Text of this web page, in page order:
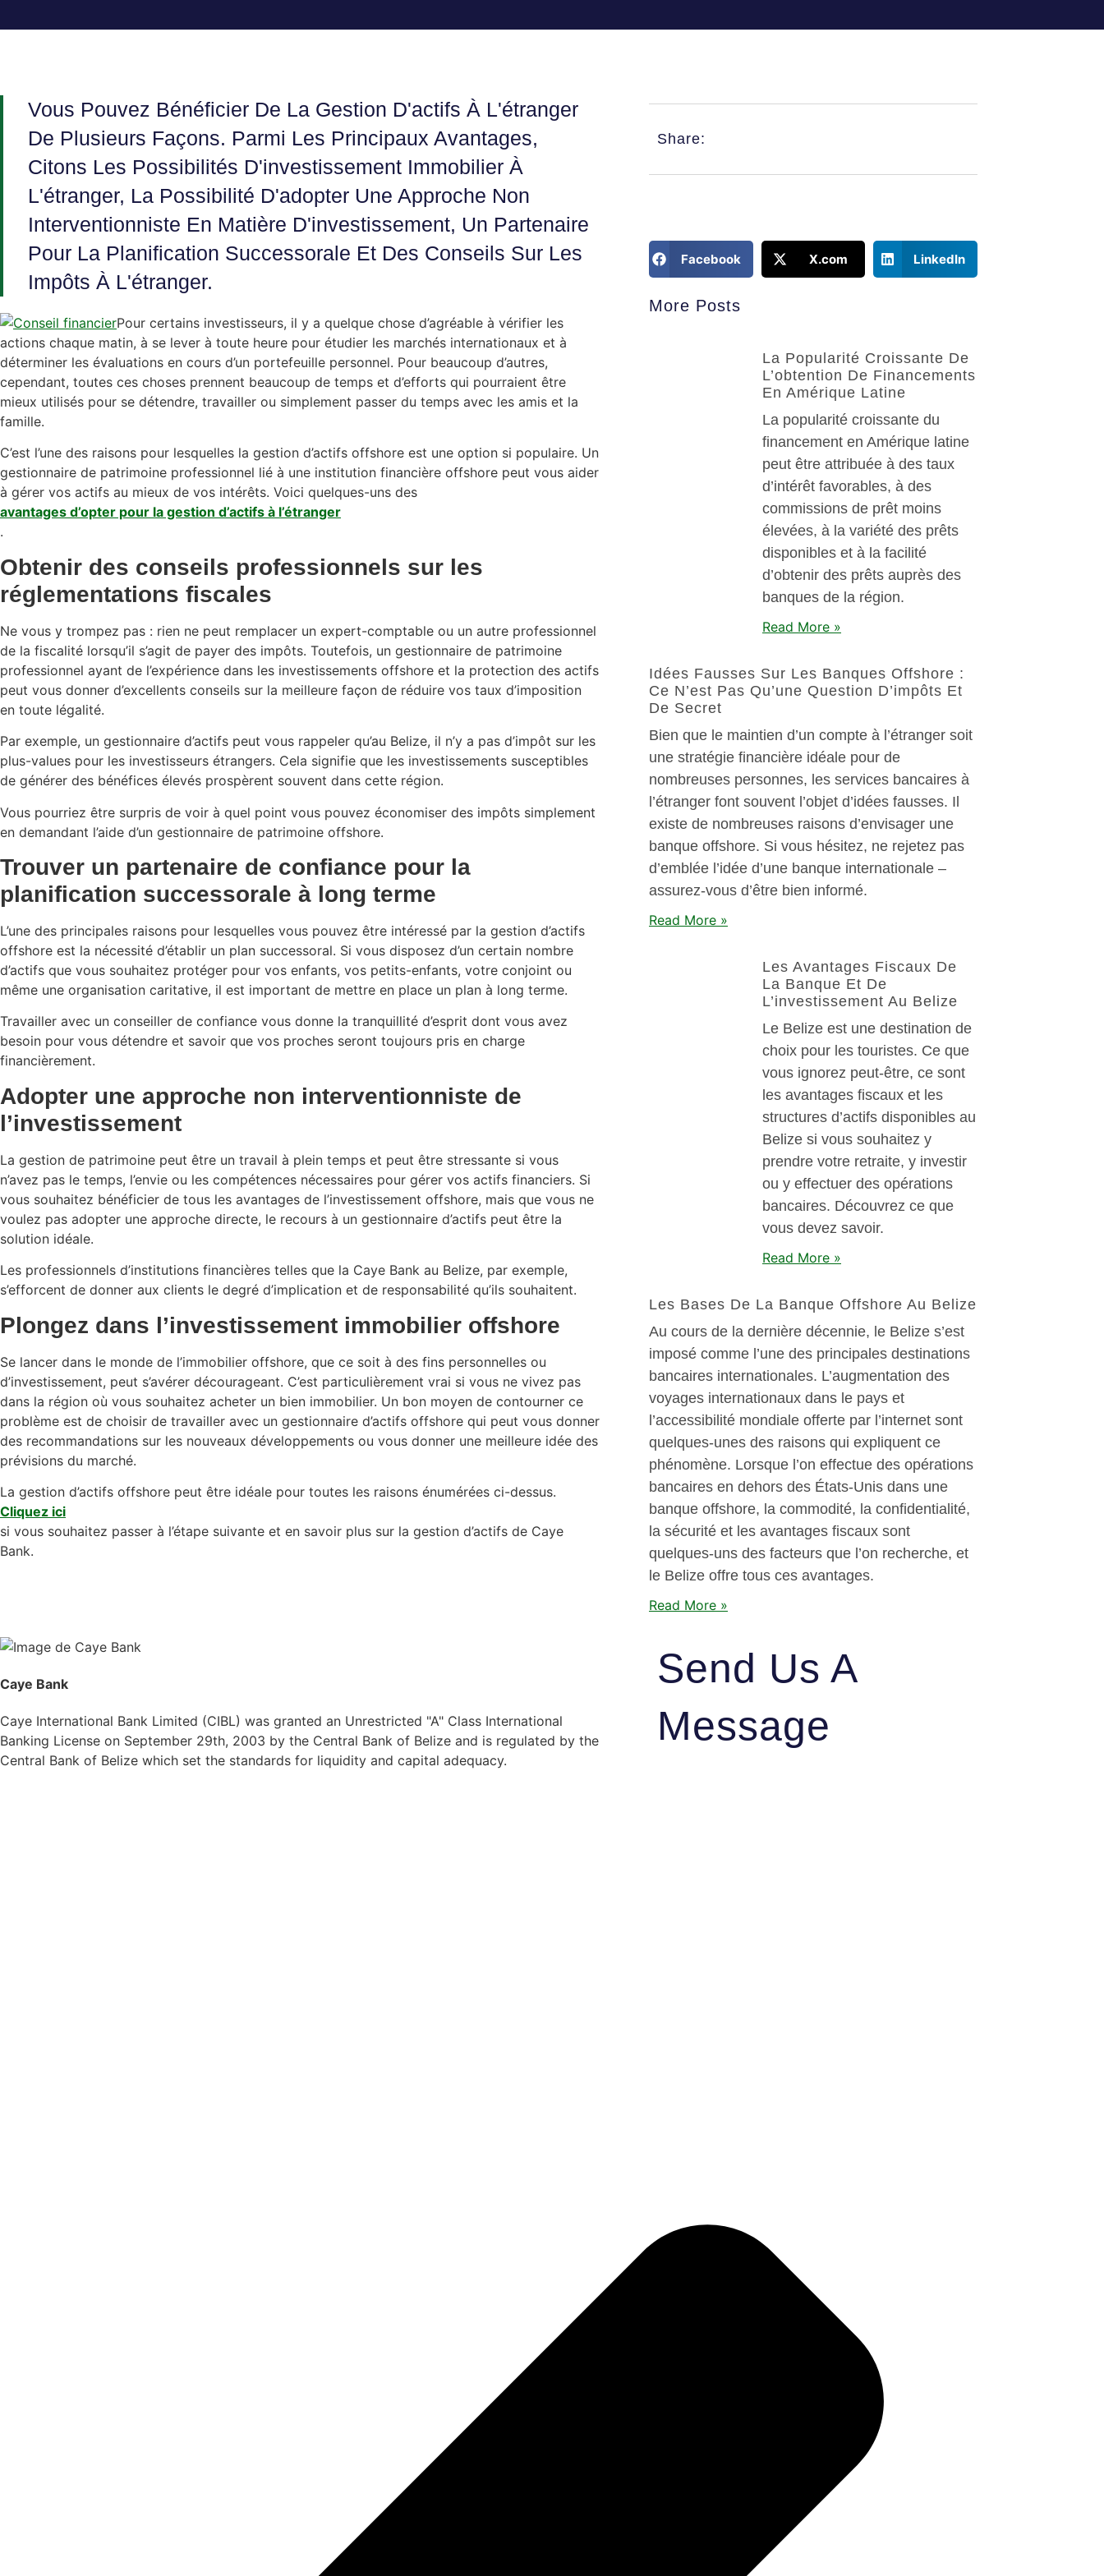
Vous Pouvez Bénéficier De La Gestion D'actifs À L'étranger
De Plusieurs Façons. Parmi Les Principaux Avantages,
Citons Les Possibilités D'investissement Immobilier À
L'étranger, La Possibilité D'adopter Une Approche Non
Interventionniste En Matière D'investissement, Un Partenaire
Pour La Planification Successorale Et Des Conseils Sur Les
Impôts À L'étranger.
Pour certains investisseurs, il y a quelque chose d’agréable à vérifier les
actions chaque matin, à se lever à toute heure pour étudier les marchés internationaux et à
déterminer les évaluations en cours d’un portefeuille personnel. Pour beaucoup d’autres,
cependant, toutes ces choses prennent beaucoup de temps et d’efforts qui pourraient être
mieux utilisés pour se détendre, travailler ou simplement passer du temps avec les amis et la
famille.
C’est l’une des raisons pour lesquelles la gestion d’actifs offshore est une option si populaire. Un
gestionnaire de patrimoine professionnel lié à une institution financière offshore peut vous aider
à gérer vos actifs au mieux de vos intérêts. Voici quelques-uns des
avantages d’opter pour la gestion d’actifs à l’étranger
.
Obtenir des conseils professionnels sur les
réglementations fiscales
Ne vous y trompez pas : rien ne peut remplacer un expert-comptable ou un autre professionnel
de la fiscalité lorsqu’il s’agit de payer des impôts. Toutefois, un gestionnaire de patrimoine
professionnel ayant de l’expérience dans les investissements offshore et la protection des actifs
peut vous donner d’excellents conseils sur la meilleure façon de réduire vos taux d’imposition
en toute légalité.
Par exemple, un gestionnaire d’actifs peut vous rappeler qu’au Belize, il n’y a pas d’impôt sur les
plus-values pour les investisseurs étrangers. Cela signifie que les investissements susceptibles
de générer des bénéfices élevés prospèrent souvent dans cette région.
Vous pourriez être surpris de voir à quel point vous pouvez économiser des impôts simplement
en demandant l’aide d’un gestionnaire de patrimoine offshore.
Trouver un partenaire de confiance pour la
planification successorale à long terme
L’une des principales raisons pour lesquelles vous pouvez être intéressé par la gestion d’actifs
offshore est la nécessité d’établir un plan successoral. Si vous disposez d’un certain nombre
d’actifs que vous souhaitez protéger pour vos enfants, vos petits-enfants, votre conjoint ou
même une organisation caritative, il est important de mettre en place un plan à long terme.
Travailler avec un conseiller de confiance vous donne la tranquillité d’esprit dont vous avez
besoin pour vous détendre et savoir que vos proches seront toujours pris en charge
financièrement.
Adopter une approche non interventionniste de
l’investissement
La gestion de patrimoine peut être un travail à plein temps et peut être stressante si vous
n’avez pas le temps, l’envie ou les compétences nécessaires pour gérer vos actifs financiers. Si
vous souhaitez bénéficier de tous les avantages de l’investissement offshore, mais que vous ne
voulez pas adopter une approche directe, le recours à un gestionnaire d’actifs peut être la
solution idéale.
Les professionnels d’institutions financières telles que la Caye Bank au Belize, par exemple,
s’efforcent de donner aux clients le degré d’implication et de responsabilité qu’ils souhaitent.
Plongez dans l’investissement immobilier offshore
Se lancer dans le monde de l’immobilier offshore, que ce soit à des fins personnelles ou
d’investissement, peut s’avérer décourageant. C’est particulièrement vrai si vous ne vivez pas
dans la région où vous souhaitez acheter un bien immobilier. Un bon moyen de contourner ce
problème est de choisir de travailler avec un gestionnaire d’actifs offshore qui peut vous donner
des recommandations sur les nouveaux développements ou vous donner une meilleure idée des
prévisions du marché.
La gestion d’actifs offshore peut être idéale pour toutes les raisons énumérées ci-dessus.
Cliquez ici
si vous souhaitez passer à l’étape suivante et en savoir plus sur la gestion d’actifs de Caye
Bank.
Caye Bank
Caye International Bank Limited (CIBL) was granted an Unrestricted "A" Class International
Banking License on September 29th, 2003 by the Central Bank of Belize and is regulated by the
Central Bank of Belize which set the standards for liquidity and capital adequacy.
Share:
Facebook X.com LinkedIn
More Posts
La Popularité Croissante De
L’obtention De Financements
En Amérique Latine
La popularité croissante du
financement en Amérique latine
peut être attribuée à des taux
d’intérêt favorables, à des
commissions de prêt moins
élevées, à la variété des prêts
disponibles et à la facilité
d’obtenir des prêts auprès des
banques de la région.
Read More »
Idées Fausses Sur Les Banques Offshore :
Ce N’est Pas Qu’une Question D’impôts Et
De Secret
Bien que le maintien d’un compte à l’étranger soit
une stratégie financière idéale pour de
nombreuses personnes, les services bancaires à
l’étranger font souvent l’objet d’idées fausses. Il
existe de nombreuses raisons d’envisager une
banque offshore. Si vous hésitez, ne rejetez pas
d’emblée l’idée d’une banque internationale –
assurez-vous d’être bien informé.
Read More »
Les Avantages Fiscaux De
La Banque Et De
L’investissement Au Belize
Le Belize est une destination de
choix pour les touristes. Ce que
vous ignorez peut-être, ce sont
les avantages fiscaux et les
structures d’actifs disponibles au
Belize si vous souhaitez y
prendre votre retraite, y investir
ou y effectuer des opérations
bancaires. Découvrez ce que
vous devez savoir.
Read More »
Les Bases De La Banque Offshore Au Belize
Au cours de la dernière décennie, le Belize s’est
imposé comme l’une des principales destinations
bancaires internationales. L’augmentation des
voyages internationaux dans le pays et
l’accessibilité mondiale offerte par l’internet sont
quelques-unes des raisons qui expliquent ce
phénomène. Lorsque l’on effectue des opérations
bancaires en dehors des États-Unis dans une
banque offshore, la commodité, la confidentialité,
la sécurité et les avantages fiscaux sont
quelques-uns des facteurs que l’on recherche, et
le Belize offre tous ces avantages.
Read More »
Send Us A
Message